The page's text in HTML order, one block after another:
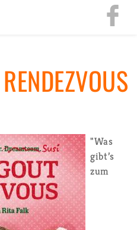
"Was
gibt’s
zum